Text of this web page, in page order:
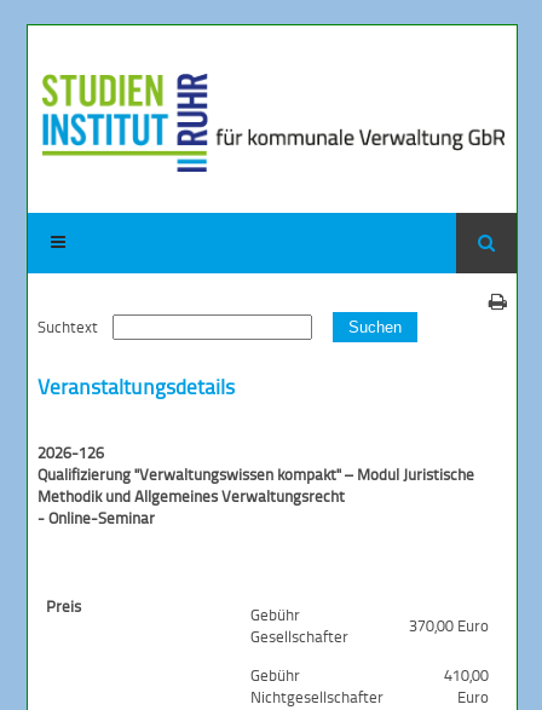
Suchtext Suchen
Veranstaltungsdetails
2026-126
Qualifizierung "Verwaltungswissen kompakt" – Modul Juristische
Methodik und Allgemeines Verwaltungsrecht
- Online-Seminar
Preis
Gebühr
Gesellschafter
370,00 Euro
Gebühr
Nichtgesellschafter
410,00
Euro